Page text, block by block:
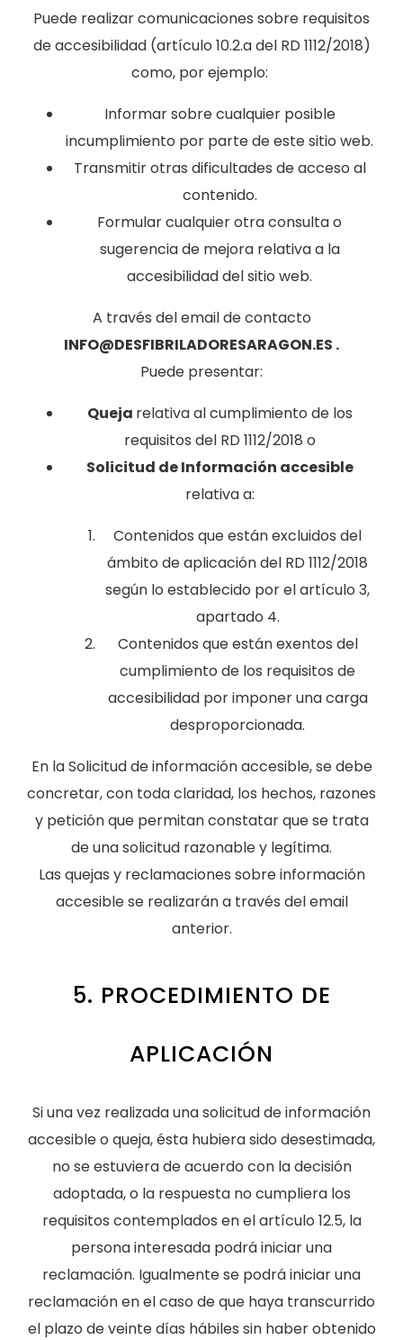
Puede realizar comunicaciones sobre requisitos
de accesibilidad (artículo 10.2.a del RD 1112/2018)
como, por ejemplo:
Informar sobre cualquier posible
incumplimiento por parte de este sitio web.
Transmitir otras dificultades de acceso al
contenido.
Formular cualquier otra consulta o
sugerencia de mejora relativa a la
accesibilidad del sitio web.
A través del email de contacto
INFO@DESFIBRILADORESARAGON.ES .
Puede presentar:
Queja relativa al cumplimiento de los
requisitos del RD 1112/2018 o
Solicitud de Información accesible
relativa a:
Contenidos que están excluidos del
ámbito de aplicación del RD 1112/2018
según lo establecido por el artículo 3,
apartado 4.
Contenidos que están exentos del
cumplimiento de los requisitos de
accesibilidad por imponer una carga
desproporcionada.
En la Solicitud de información accesible, se debe
concretar, con toda claridad, los hechos, razones
y petición que permitan constatar que se trata
de una solicitud razonable y legítima.
Las quejas y reclamaciones sobre información
accesible se realizarán a través del email
anterior.
5. PROCEDIMIENTO DE
APLICACIÓN
Si una vez realizada una solicitud de información
accesible o queja, ésta hubiera sido desestimada,
no se estuviera de acuerdo con la decisión
adoptada, o la respuesta no cumpliera los
requisitos contemplados en el artículo 12.5, la
persona interesada podrá iniciar una
reclamación. Igualmente se podrá iniciar una
reclamación en el caso de que haya transcurrido
el plazo de veinte días hábiles sin haber obtenido